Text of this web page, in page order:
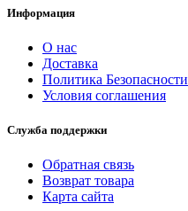
Информация
О нас
Доставка
Политика Безопасности
Условия соглашения
Служба поддержки
Обратная связь
Возврат товара
Карта сайта